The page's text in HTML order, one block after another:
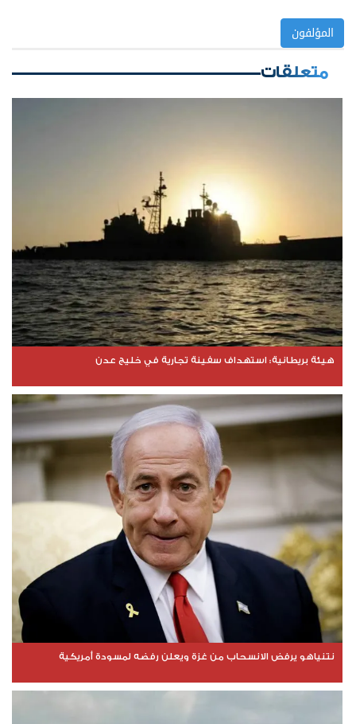
المؤلفون
متعلقات
هيئة بريطانية: استهداف سفينة تجارية في خليج عدن
نتنياهو يرفض الانسحاب من غزة ويعلن رفضه لمسودة أمريكية